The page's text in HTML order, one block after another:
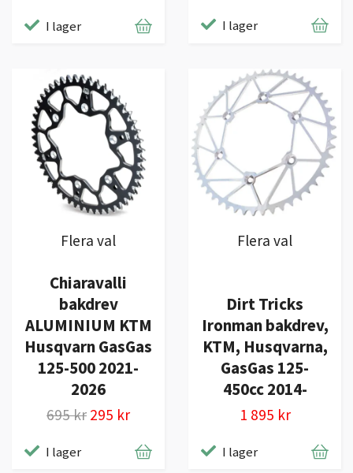
I lager I lager
Flera val
Chiaravalli
bakdrev
ALUMINIUM KTM
Husqvarn GasGas
125-500 2021-
2026
695 kr 295 kr
I lager
Flera val
Dirt Tricks
Ironman bakdrev,
KTM, Husqvarna,
GasGas 125-
450cc 2014-
1 895 kr
I lager